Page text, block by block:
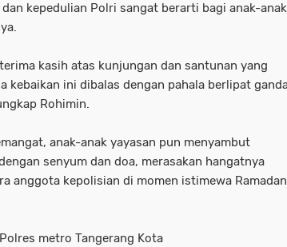
kepedulian Polri sangat berarti bagi anak-anak
kasih atas kunjungan dan santunan yang
kebaikan ini dibalas dengan pahala berlipat
Rohimin.
anak-anak yayasan pun menyambut
senyum dan doa, merasakan hangatnya
anggota kepolisian di momen istimewa
metro Tangerang Kota